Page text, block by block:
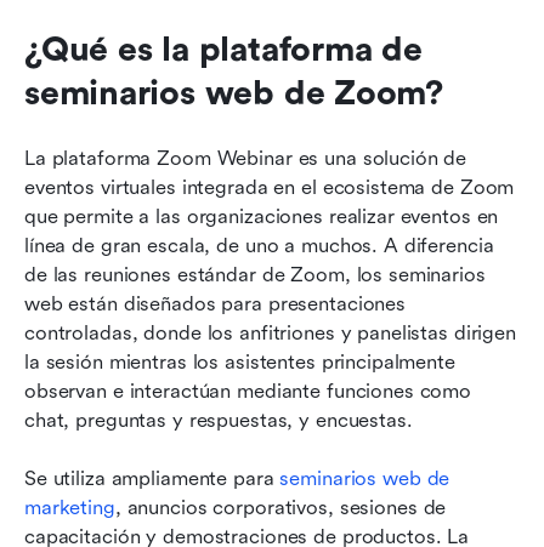
¿Qué es la plataforma de
seminarios web de Zoom?
La plataforma Zoom Webinar es una solución de
eventos virtuales integrada en el ecosistema de Zoom
que permite a las organizaciones realizar eventos en
línea de gran escala, de uno a muchos. A diferencia
de las reuniones estándar de Zoom, los seminarios
web están diseñados para presentaciones
controladas, donde los anfitriones y panelistas dirigen
la sesión mientras los asistentes principalmente
observan e interactúan mediante funciones como
chat, preguntas y respuestas, y encuestas.
Se utiliza ampliamente para seminarios web de
marketing, anuncios corporativos, sesiones de
capacitación y demostraciones de productos. La